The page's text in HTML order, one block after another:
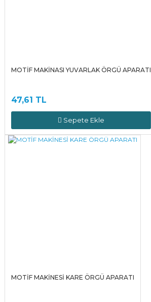
MOTİF MAKİNASI YUVARLAK ÖRGÜ APARATI
47,61 TL
Sepete Ekle
MOTİF MAKİNESİ KARE ÖRGÜ APARATI